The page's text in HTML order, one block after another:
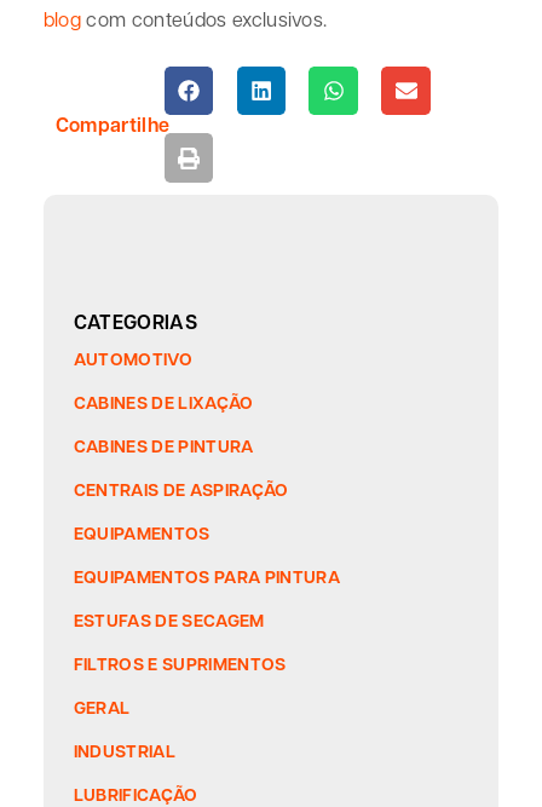
blogcom conteúdos exclusivos.
Compartilhe
CATEGORIAS
AUTOMOTIVO
CABINES DE LIXAÇÃO
CABINES DE PINTURA
CENTRAIS DE ASPIRAÇÃO
EQUIPAMENTOS
EQUIPAMENTOS PARA PINTURA
ESTUFAS DE SECAGEM
FILTROS E SUPRIMENTOS
GERAL
INDUSTRIAL
LUBRIFICAÇÃO